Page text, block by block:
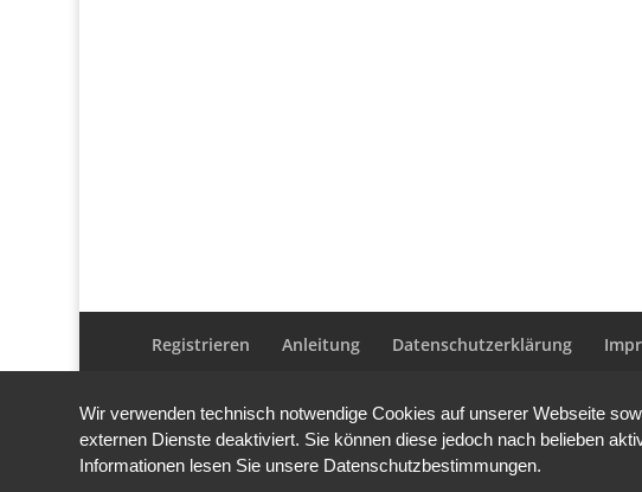
Registrieren Anleitung Datenschutzerklärung
Wir verwenden technisch notwendige Cookies auf unserer Webseite
externen Dienste deaktiviert. Sie können diese jedoch nach belieben
Informationen lesen Sie unsere Datenschutzbestimmungen.